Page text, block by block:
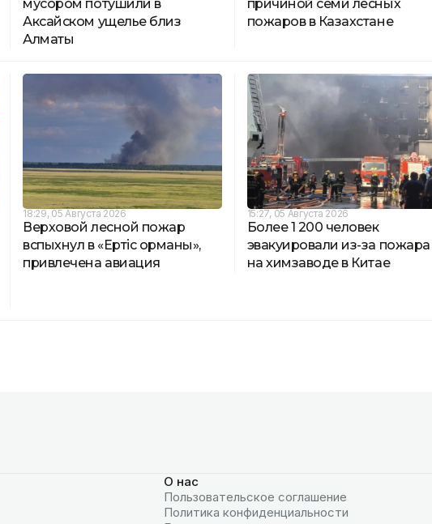
мусором потушили в
Аксайском ущелье близ
Алматы
причиной семи лесных
пожаров в Казахстане
18:29, 05 Августа 2026
Верховой лесной пожар
вспыхнул в «Ертіс орманы»,
привлечена авиация
15:27, 05 Августа 2026
Более 1 200 человек
эвакуировали из-за пожара
на химзаводе в Китае
О нас
Пользовательское соглашение
Политика конфиденциальности